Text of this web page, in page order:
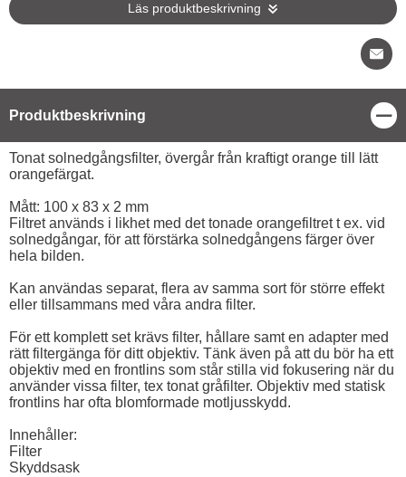
Läs produktbeskrivning
Produktbeskrivning
Produktbeskrivning
Tonat solnedgångsfilter, övergår från kraftigt orange till lätt
orangefärgat.
Mått: 100 x 83 x 2 mm
Filtret används i likhet med det tonade orangefiltret t ex. vid
solnedgångar, för att förstärka solnedgångens färger över
hela bilden.
Kan användas separat, flera av samma sort för större effekt
eller tillsammans med våra andra filter.
För ett komplett set krävs filter, hållare samt en adapter med
rätt filtergänga för ditt objektiv. Tänk även på att du bör ha ett
objektiv med en frontlins som står stilla vid fokusering när du
använder vissa filter, tex tonat gråfilter. Objektiv med statisk
frontlins har ofta blomformade motljusskydd.
Innehåller:
Filter
Skyddsask